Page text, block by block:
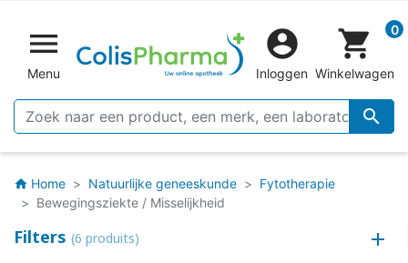

Menu


Inloggen
shopping_cart 0
Winkelwagen
home Home Natuurlijke geneeskunde
Fytotherapie
Bewegingsziekte / Misselijkheid
Filters (6 produits)